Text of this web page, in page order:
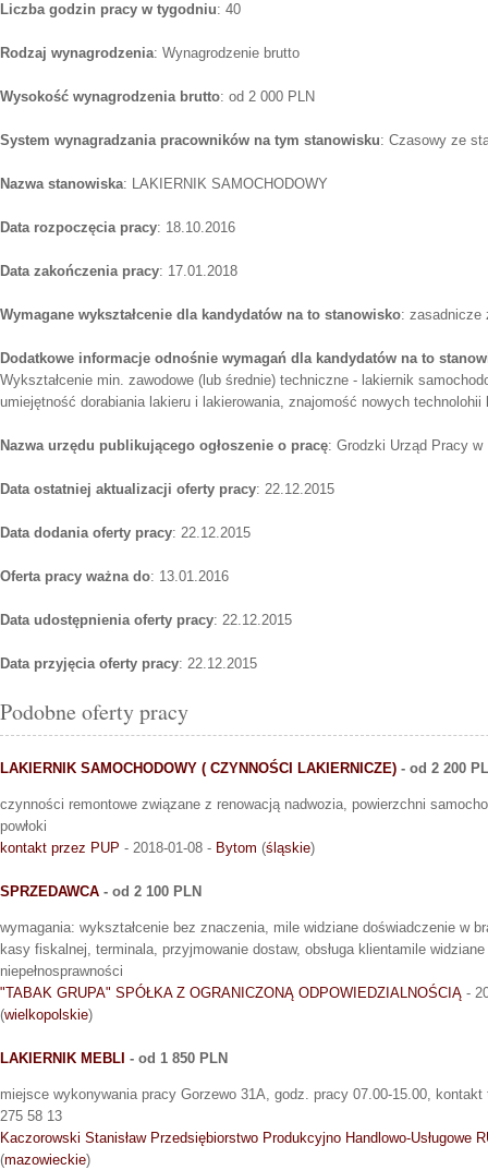
Liczba godzin pracy w tygodniu: 40
Rodzaj wynagrodzenia: Wynagrodzenie brutto
Wysokość wynagrodzenia brutto: od 2 000 PLN
System wynagradzania pracowników na tym stanowisku: Czasowy ze
Nazwa stanowiska: LAKIERNIK SAMOCHODOWY
Data rozpoczęcia pracy: 18.10.2016
Data zakończenia pracy: 17.01.2018
Wymagane wykształcenie dla kandydatów na to stanowisko: zasadnicze
Dodatkowe informacje odnośnie wymagań dla kandydatów na to
Wykształcenie min. zawodowe (lub średnie) techniczne - lakiernik
umiejętność dorabiania lakieru i lakierowania, znajomość nowych technolohii
Nazwa urzędu publikującego ogłoszenie o pracę: Grodzki Urząd Pracy w
Data ostatniej aktualizacji oferty pracy: 22.12.2015
Data dodania oferty pracy: 22.12.2015
Oferta pracy ważna do: 13.01.2016
Data udostępnienia oferty pracy: 22.12.2015
Data przyjęcia oferty pracy: 22.12.2015
Podobne oferty pracy
LAKIERNIK SAMOCHODOWY ( CZYNNOŚCI LAKIERNICZE) - od 2 200
czynności remontowe związane z renowacją nadwozia, powierzchni
powłoki
kontakt przez PUP - 2018-01-08 - Bytom (śląskie)
SPRZEDAWCA - od 2 100 PLN
wymagania: wykształcenie bez znaczenia, mile widziane doświadczenie w
kasy fiskalnej, terminala, przyjmowanie dostaw, obsługa klientamile
niepełnosprawności
"TABAK GRUPA" SPÓŁKA Z OGRANICZONĄ ODPOWIEDZIALNOŚCIĄ -
(wielkopolskie)
LAKIERNIK MEBLI - od 1 850 PLN
miejsce wykonywania pracy Gorzewo 31A, godz. pracy 07.00-15.00,
275 58 13
Kaczorowski Stanisław Przedsiębiorstwo Produkcyjno Handlowo-Usługowe
(mazowieckie)